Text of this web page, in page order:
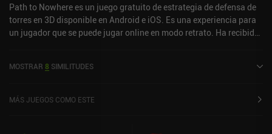
Path to Nowhere es un juego gratuito de estrategia de defensa de
torres en 3D disponible en Android e iOS. Es una experiencia para
un jugador que se puede jugar online en modo retrato. Ha recibido
de 4,5 sobre 5,0 en Google Play y de 4,8 sobre 5,0 en la App Store
MOSTRAR 8 SIMILITUDES
MÁS JUEGOS COMO ESTE